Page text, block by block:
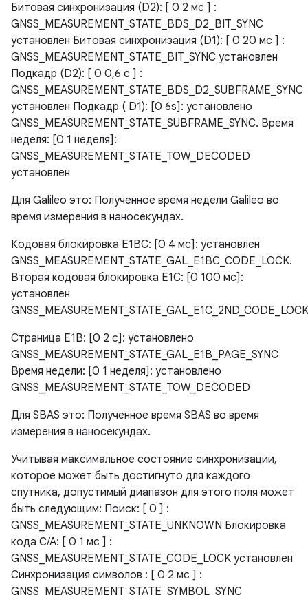
Битовая синхронизация (D2): [ 0 2 мс ] :
GNSS_MEASUREMENT_STATE_BDS_D2_BIT_SYNC
установлен Битовая синхронизация (D1): [ 0 20 мс ] :
GNSS_MEASUREMENT_STATE_BIT_SYNC установлен
Подкадр (D2): [ 0 0,6 с ] :
GNSS_MEASUREMENT_STATE_BDS_D2_SUBFRAME_SYNC
установлен Подкадр ( D1): [0 6s]: установлено
GNSS_MEASUREMENT_STATE_SUBFRAME_SYNC. Время
неделя: [0 1 неделя]:
GNSS_MEASUREMENT_STATE_TOW_DECODED
установлен
Для Galileo это: Полученное время недели Galileo во
время измерения в наносекундах.
Кодовая блокировка E1BC: [0 4 мс]: установлен
GNSS_MEASUREMENT_STATE_GAL_E1BC_CODE_LOCK.
Вторая кодовая блокировка E1C: [0 100 мс]:
установлен
Страница E1B: [0 2 с]: установлено
GNSS_MEASUREMENT_STATE_GAL_E1B_PAGE_SYNC
Время недели: [0 1 неделя]: установлено
GNSS_MEASUREMENT_STATE_TOW_DECODED
Для SBAS это: Полученное время SBAS во время
измерения в наносекундах.
Учитывая максимальное состояние синхронизации,
которое может быть достигнуто для каждого
спутника, допустимый диапазон для этого поля может
быть следующим: Поиск: [ 0 ] :
GNSS_MEASUREMENT_STATE_UNKNOWN Блокировка
кода C/A: [ 0 1 мс ] :
GNSS_MEASUREMENT_STATE_CODE_LOCK установлен
Синхронизация символов : [ 0 2 мс ] :
GNSS_MEASUREMENT_STATE_SYMBOL_SYNC